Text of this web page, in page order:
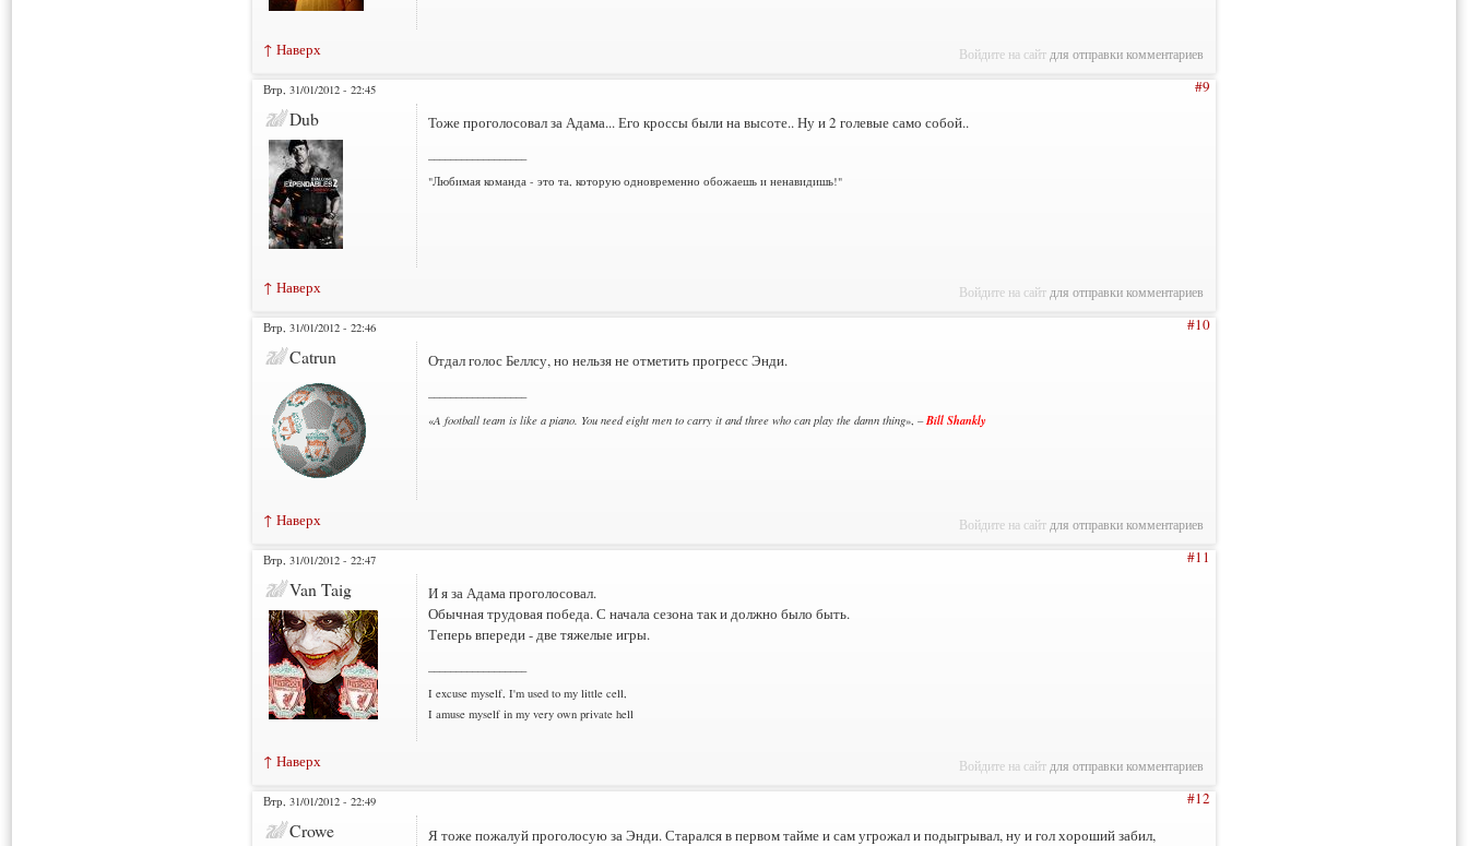
↑ Наверх Войдите на сайт для отправки комментариев
Втр, 31/01/2012 - 22:45 #9
Dub Тоже проголосовал за Адама... Его кроссы были на высоте.. Ну и 2 голевые само собой..
"Любимая команда - это та, которую одновременно обожаешь и ненавидишь!"
↑ Наверх Войдите на сайт для отправки комментариев
Втр, 31/01/2012 - 22:46 #10
Catrun Отдал голос Беллсу, но нельзя не отметить прогресс Энди.
«A football team is like a piano. You need eight men to carry it and three who can play the damn thing», –Bill Shankly
↑ Наверх Войдите на сайт для отправки комментариев
Втр, 31/01/2012 - 22:47 #11
Van Taig
И я за Адама проголосовал.
Обычная трудовая победа. С начала сезона так и должно было быть.
Теперь впереди - две тяжелые игры.
I excuse myself, I'm used to my little cell,
I amuse myself in my very own private hell
↑ Наверх Войдите на сайт для отправки комментариев
Втр, 31/01/2012 - 22:49 #12
Crowe
Я тоже пожалуй проголосую за Энди. Старался в первом тайме и сам угрожал и подыгрывал, ну и гол хороший забил,